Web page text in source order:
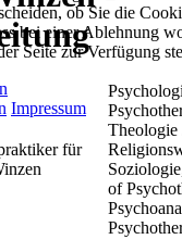
Theologie
of
ob Sie die
bei einer Ablehnung
Seite zur Verfügung
Impressum